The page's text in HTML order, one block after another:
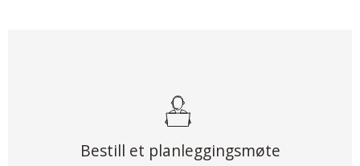
Bestill et planleggingsmøte